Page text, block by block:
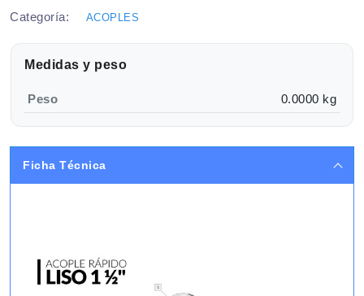
Categoría: ACOPLES
Medidas y peso
Peso 0.0000 kg
Ficha Técnica